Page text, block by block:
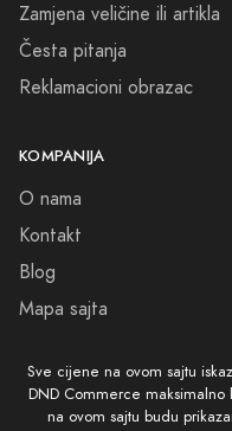
Zamjena veličine ili artikla
Česta pitanja
Reklamacioni obrazac
KOMPANIJA
O nama
Kontakt
Blog
Mapa sajta
Sve cijene na ovom sajtu
DND Commerce maksimalno
na ovom sajtu budu